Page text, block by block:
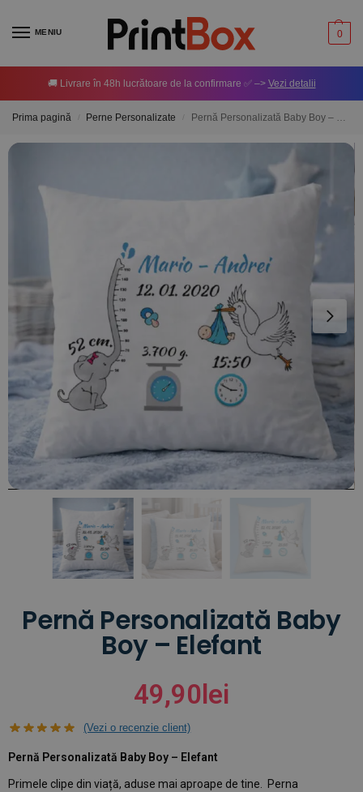
MENIU 0
🚚 Livrare în 48h lucrătoare de la confirmare ✅ –> Vezi detalii
Prima pagină Perne Personalizate Pernă Personalizată Baby Boy – Elefant
Pernă Personalizată Baby
Boy – Elefant
49,90lei
(Vezi o recenzie client)
Pernă Personalizată Baby Boy – Elefant
Primele clipe din viață, aduse mai aproape de tine. Perna